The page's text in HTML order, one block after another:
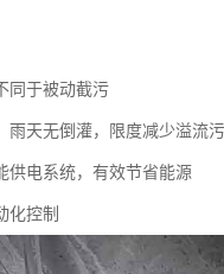
同于被动截污
雨天无倒灌，限度减少溢流
供电系统，有效节省能源
化控制